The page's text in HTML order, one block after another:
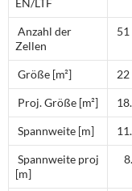
EN/LTF
Anzahl der
Zellen
51
Größe [m²] 22
Proj. Größe [m²]
Spannweite [m]
Spannweite proj
[m]